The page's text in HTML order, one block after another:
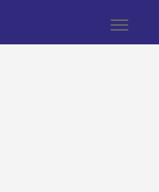
Toggle